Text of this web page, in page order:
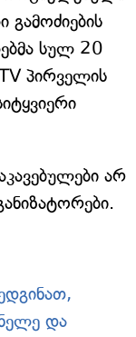
სულ 20
პირველის
არ
და